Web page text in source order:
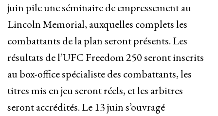
juin pile une séminaire de empressement au
Lincoln Memorial, auxquelles complets les
combattants de la plan seront présents. Les
résultats de l’UFC Freedom 250 seront inscrits
au box-office spécialiste des combattants, les
titres mis en jeu seront réels, et les arbitres
seront accrédités. Le 13 juin s’ouvragé